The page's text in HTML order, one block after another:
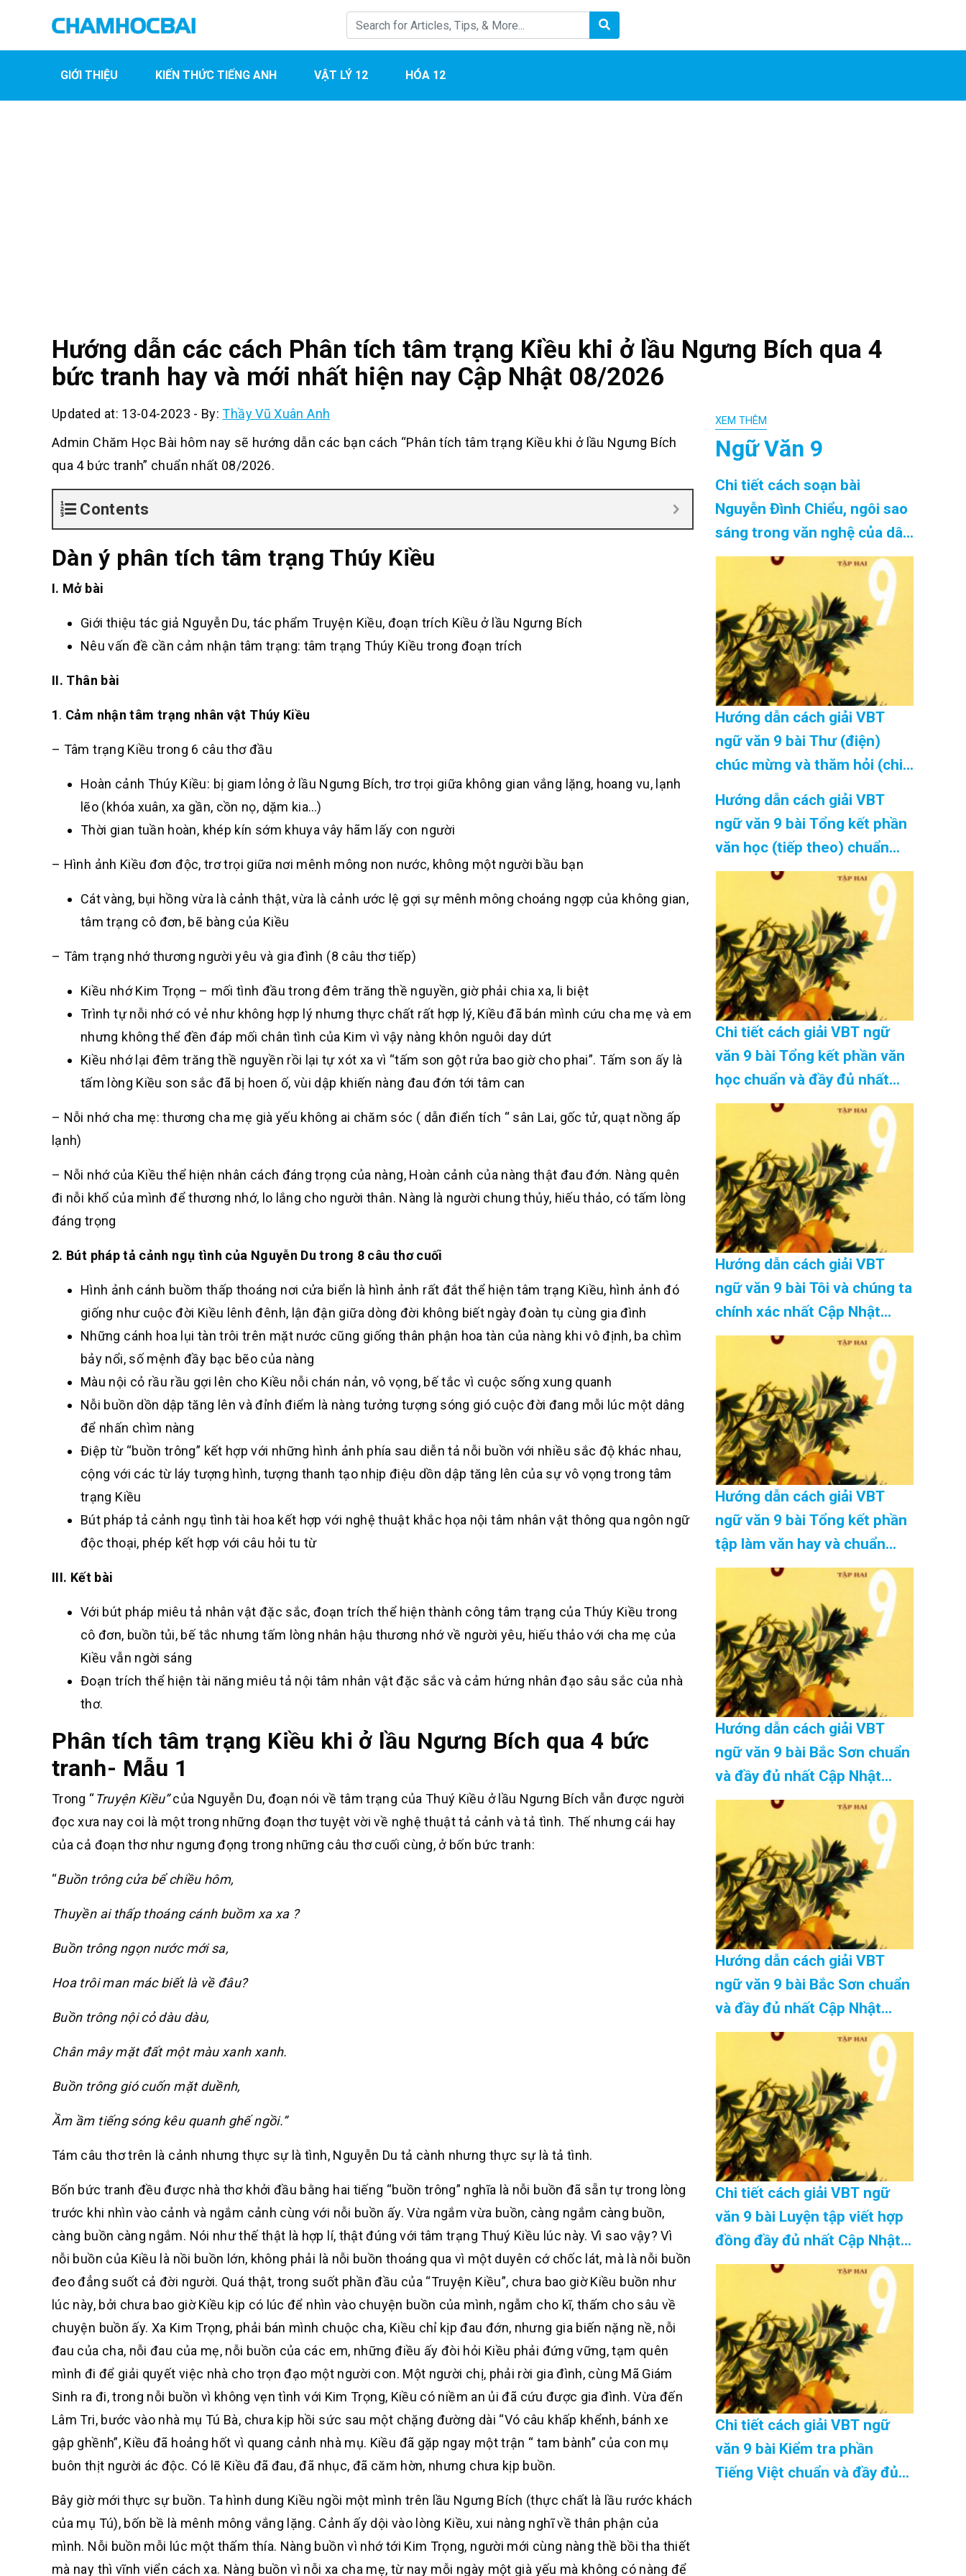
GIỚI THIỆU KIẾN THỨC TIẾNG ANH VẬT LÝ 12 HÓA 12
Hướng dẫn các cách Phân tích tâm trạng Kiều khi ở lầu Ngưng Bích qua 4
bức tranh hay và mới nhất hiện nay Cập Nhật 08/2026
Updated at: 13-04-2023 - By:Thầy Vũ Xuân Anh
Admin Chăm Học Bài hôm nay sẽ hướng dẫn các bạn cách “Phân tích tâm trạng Kiều khi ở lầu Ngưng Bích
qua 4 bức tranh” chuẩn nhất 08/2026.
Contents
Dàn ý phân tích tâm trạng Thúy Kiều
I. Mở bài
Giới thiệu tác giả Nguyễn Du, tác phẩm Truyện Kiều, đoạn trích Kiều ở lầu Ngưng Bích
Nêu vấn đề cần cảm nhận tâm trạng: tâm trạng Thúy Kiều trong đoạn trích
II. Thân bài
1. Cảm nhận tâm trạng nhân vật Thúy Kiều
– Tâm trạng Kiều trong 6 câu thơ đầu
Hoàn cảnh Thúy Kiều: bị giam lỏng ở lầu Ngưng Bích, trơ trọi giữa không gian vắng lặng, hoang vu, lạnh
lẽo (khóa xuân, xa gần, cồn nọ, dặm kia…)
Thời gian tuần hoàn, khép kín sớm khuya vây hãm lấy con người
– Hình ảnh Kiều đơn độc, trơ trọi giữa nơi mênh mông non nước, không một người bầu bạn
Cát vàng, bụi hồng vừa là cảnh thật, vừa là cảnh ước lệ gợi sự mênh mông choáng ngợp của không gian,
tâm trạng cô đơn, bẽ bàng của Kiều
– Tâm trạng nhớ thương người yêu và gia đình (8 câu thơ tiếp)
Kiều nhớ Kim Trọng – mối tình đầu trong đêm trăng thề nguyền, giờ phải chia xa, li biệt
Trình tự nỗi nhớ có vẻ như không hợp lý nhưng thực chất rất hợp lý, Kiều đã bán mình cứu cha mẹ và em
nhưng không thể đền đáp mối chân tình của Kim vì vậy nàng khôn nguôi day dứt
Kiều nhớ lại đêm trăng thề nguyền rồi lại tự xót xa vì “tấm son gột rửa bao giờ cho phai”. Tấm son ấy là
tấm lòng Kiều son sắc đã bị hoen ố, vùi dập khiến nàng đau đớn tới tâm can
– Nỗi nhớ cha mẹ: thương cha mẹ già yếu không ai chăm sóc ( dẫn điển tích “ sân Lai, gốc tử, quạt nồng ấp
lạnh)
– Nỗi nhớ của Kiều thể hiện nhân cách đáng trọng của nàng, Hoàn cảnh của nàng thật đau đớn. Nàng quên
đi nỗi khổ của mình để thương nhớ, lo lắng cho người thân. Nàng là người chung thủy, hiếu thảo, có tấm lòng
đáng trọng
2. Bút pháp tả cảnh ngụ tình của Nguyễn Du trong 8 câu thơ cuối
Hình ảnh cánh buồm thấp thoáng nơi cửa biển là hình ảnh rất đắt thể hiện tâm trạng Kiều, hình ảnh đó
giống như cuộc đời Kiều lênh đênh, lận đận giữa dòng đời không biết ngày đoàn tụ cùng gia đình
Những cánh hoa lụi tàn trôi trên mặt nước cũng giống thân phận hoa tàn của nàng khi vô định, ba chìm
bảy nổi, số mệnh đầy bạc bẽo của nàng
Màu nội cỏ rầu rầu gợi lên cho Kiều nỗi chán nản, vô vọng, bế tắc vì cuộc sống xung quanh
Nỗi buồn dồn dập tăng lên và đỉnh điểm là nàng tưởng tượng sóng gió cuộc đời đang mỗi lúc một dâng
để nhấn chìm nàng
Điệp từ “buồn trông” kết hợp với những hình ảnh phía sau diễn tả nỗi buồn với nhiều sắc độ khác nhau,
cộng với các từ láy tượng hình, tượng thanh tạo nhịp điệu dồn dập tăng lên của sự vô vọng trong tâm
trạng Kiều
Bút pháp tả cảnh ngụ tình tài hoa kết hợp với nghệ thuật khắc họa nội tâm nhân vật thông qua ngôn ngữ
độc thoại, phép kết hợp với câu hỏi tu từ
III. Kết bài
Với bút pháp miêu tả nhân vật đặc sắc, đoạn trích thể hiện thành công tâm trạng của Thúy Kiều trong
cô đơn, buồn tủi, bế tắc nhưng tấm lòng nhân hậu thương nhớ về người yêu, hiếu thảo với cha mẹ của
Kiều vẫn ngời sáng
Đoạn trích thể hiện tài năng miêu tả nội tâm nhân vật đặc sắc và cảm hứng nhân đạo sâu sắc của nhà
thơ.
Phân tích tâm trạng Kiều khi ở lầu Ngưng Bích qua 4 bức
tranh- Mẫu 1
Trong “Truyện Kiều”của Nguyễn Du, đoạn nói về tâm trạng của Thuý Kiều ở lầu Ngưng Bích vẫn được người
đọc xưa nay coi là một trong những đoạn thơ tuyệt vời về nghệ thuật tả cảnh và tả tình. Thế nhưng cái hay
của cả đoạn thơ như ngưng đọng trong những câu thơ cuối cùng, ở bốn bức tranh:
“Buồn trông cửa bể chiều hôm,
Thuyền ai thấp thoáng cánh buồm xa xa ?
Buồn trông ngọn nước mới sa,
Hoa trôi man mác biết là về đâu?
Buồn trông nội cỏ dàu dàu,
Chân mây mặt đất một màu xanh xanh.
Buồn trông gió cuốn mặt duềnh,
Ầm ầm tiếng sóng kêu quanh ghế ngồi.”
Tám câu thơ trên là cảnh nhưng thực sự là tình, Nguyễn Du tả cành nhưng thực sự là tả tình.
Bốn bức tranh đều được nhà thơ khởi đầu bằng hai tiếng “buồn trông” nghĩa là nỗi buồn đã sẵn tự trong lòng
trước khi nhìn vào cảnh và ngắm cảnh cùng với nỗi buồn ấy. Vừa ngắm vừa buồn, càng ngắm càng buồn,
càng buồn càng ngắm. Nói như thế thật là hợp lí, thật đúng với tâm trạng Thuý Kiều lúc này. Vì sao vậy? Vì
nỗi buồn của Kiều là nồi buồn lớn, không phải là nỗi buồn thoáng qua vì một duyên cớ chốc lát, mà là nỗi buồn
đeo đẳng suốt cả đời người. Quá thật, trong suốt phần đầu của “Truyện Kiều”, chưa bao giờ Kiều buồn như
lúc này, bởi chưa bao giờ Kiều kịp có lúc để nhìn vào chuyện buồn của mình, ngẫm cho kĩ, thấm cho sâu về
chuyện buồn ấy. Xa Kim Trọng, phải bán mình chuộc cha, Kiều chỉ kịp đau đớn, nhưng gia biến nặng nề, nỗi
đau của cha, nỗi đau của mẹ, nỗi buồn của các em, những điều ấy đòi hỏi Kiều phải đứng vững, tạm quên
mình đi để giải quyết việc nhà cho trọn đạo một người con. Một người chị, phải rời gia đình, cùng Mã Giám
Sinh ra đi, trong nỗi buồn vì không vẹn tình với Kim Trọng, Kiều có niềm an ủi đã cứu được gia đình. Vừa đến
Lâm Tri, bước vào nhà mụ Tú Bà, chưa kịp hồi sức sau một chặng đường dài “Vó câu khấp khểnh, bánh xe
gập ghềnh”, Kiều đã hoảng hốt vì quang cảnh nhà mụ. Kiều đã gặp ngay một trận “ tam bành” của con mụ
buôn thịt người ác độc. Có lẽ Kiều đã đau, đã nhục, đã căm hờn, nhưng chưa kịp buồn.
Bây giờ mới thực sự buồn. Ta hình dung Kiều ngồi một mình trên lầu Ngưng Bích (thực chất là lầu rước khách
của mụ Tú), bốn bề là mênh mông vắng lặng. Cảnh ấy dội vào lòng Kiều, xui nàng nghĩ về thân phận của
mình. Nỗi buồn mỗi lúc một thấm thía. Nàng buồn vì nhớ tới Kim Trọng, người mới cùng nàng thề bồi tha thiết
mà nay thì vĩnh viển cách xa. Nàng buồn vì nỗi xa cha mẹ, từ nay mỗi ngày một già yếu mà không có nàng để
XEM THÊM
Ngữ Văn 9
Chi tiết cách soạn bài
Nguyễn Đình Chiểu, ngôi sao
sáng trong văn nghệ của dân
tộc siêu ngắn chính xác nhất
Hướng dẫn cách giải VBT
ngữ văn 9 bài Thư (điện)
chúc mừng và thăm hỏi (chi
08/2026
Hướng dẫn cách giải VBT
ngữ văn 9 bài Tổng kết phần
văn học (tiếp theo) chuẩn
nhất Cập Nhật 08/2026
Chi tiết cách giải VBT ngữ
văn 9 bài Tổng kết phần văn
học chuẩn và đầy đủ nhất
Cập Nhật 08/2026
Hướng dẫn cách giải VBT
ngữ văn 9 bài Tôi và chúng ta
chính xác nhất Cập Nhật
08/2026
Hướng dẫn cách giải VBT
ngữ văn 9 bài Tổng kết phần
tập làm văn hay và chuẩn
nhất Cập Nhật 08/2026
Hướng dẫn cách giải VBT
ngữ văn 9 bài Bắc Sơn chuẩn
và đầy đủ nhất Cập Nhật
08/2026
Hướng dẫn cách giải VBT
ngữ văn 9 bài Bắc Sơn chuẩn
và đầy đủ nhất Cập Nhật
08/2026
Chi tiết cách giải VBT ngữ
văn 9 bài Luyện tập viết hợp
đồng đầy đủ nhất Cập Nhật
08/2026
Chi tiết cách giải VBT ngữ
văn 9 bài Kiểm tra phần
Tiếng Việt chuẩn và đầy đủ